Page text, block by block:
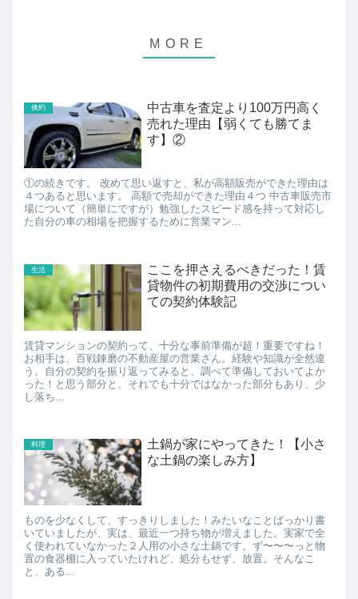
倹約
中古車を査定より100万円高く
売れた理由【弱くても勝てま
す】②
①の続きです。 改めて思い返すと、私が高額販売ができた理由は
４つあると思います。 高額で売却ができた理由４つ 中古車販売市
場について（簡単にですが）勉強したスピード感を持って対応し
た自分の車の相場を把握するために営業マン...
生活
ここを押さえるべきだった！賃
貸物件の初期費用の交渉につい
ての契約体験記
賃貸マンションの契約って、十分な事前準備が超！重要ですね！
お相手は、百戦錬磨の不動産屋の営業さん。経験や知識が全然違
う。自分の契約を振り返ってみると、調べて準備しておいてよか
った！と思う部分と、それでも十分ではなかった部分もあり、少
し落ち...
料理
土鍋が家にやってきた！【小さ
な土鍋の楽しみ方】
ものを少なくして、すっきりしました！みたいなことばっかり書
いていましたが、実は、最近一つ持ち物が増えました。実家で全
く使われていなかった２人用の小さな土鍋です。ず〜〜〜っと物
置の食器棚に入っていたけれど、処分もせず、放置。そんなこ
と、ある...